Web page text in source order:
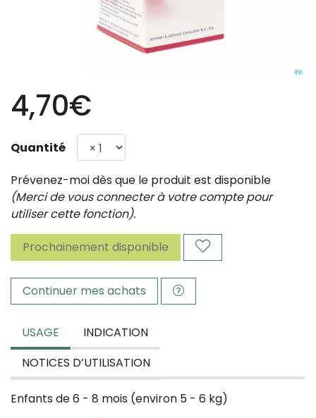
4,70€
Quantité
Prévenez-moi dès que le produit est disponible
(Merci de vous connecter à votre compte pour
utiliser cette fonction).
Prochainement disponible
Continuer mes achats
USAGE
INDICATION
NOTICES D’UTILISATION
Enfants de 6 - 8 mois (environ 5 - 6 kg)